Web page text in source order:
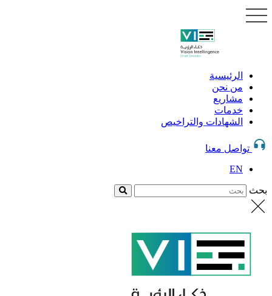
الرئيسية
من نحن
مشاريع
خدمات
الشهادات والتراخيص
تواصل معنا
EN
بحث